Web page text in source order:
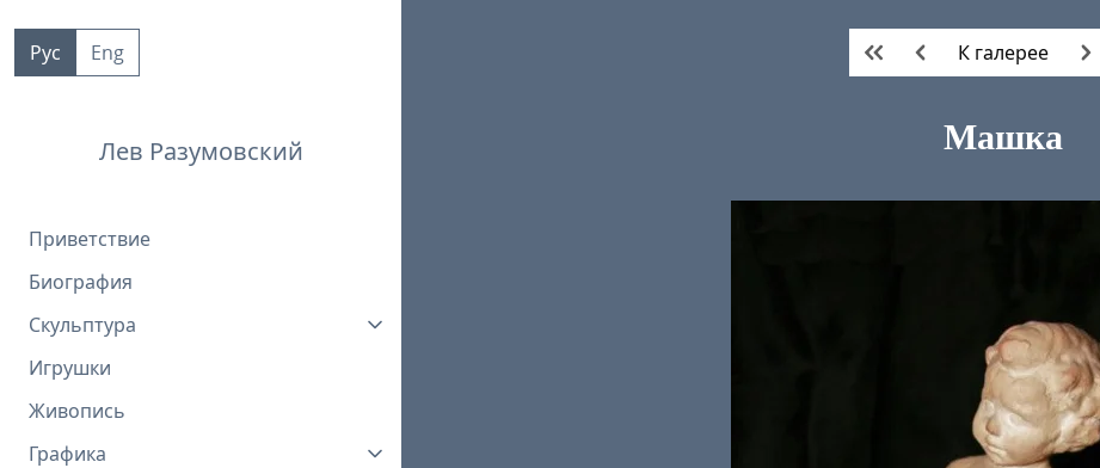
контенту
Рус Eng
Лев Разумовский
Приветствие
Биография
Скульптура
Игрушки
Живопись
Графика
К галерее
Машка